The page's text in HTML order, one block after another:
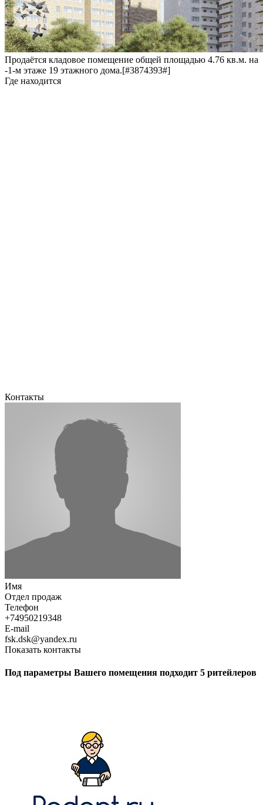
Продаётся кладовое помещение общей площадью 4.76 кв.м. на
-1-м этаже 19 этажного дома.[#3874393#]
Где находится
Контакты
Имя
Отдел продаж
Телефон
+74950219348
E-mail
fsk.dsk@yandex.ru
Показать контакты
Под параметры Вашего помещения подходит 5 ритейлеров